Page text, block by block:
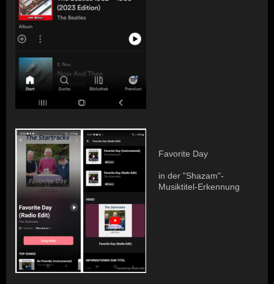
Favorite Day
in der "Shazam"-
Musiktitel-Erkennung